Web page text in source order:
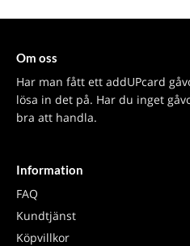
Om oss
Har man fått ett addUPcard
lösa in det på. Har du inget
bra att handla.
Information
FAQ
Kundtjänst
Köpvillkor